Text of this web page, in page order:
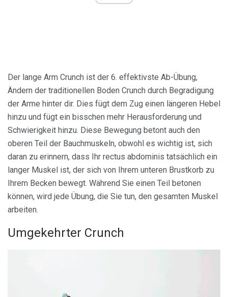
Der lange Arm Crunch ist der 6. effektivste Ab-Übung,
Ändern der traditionellen Boden Crunch durch Begradigung
der Arme hinter dir. Dies fügt dem Zug einen längeren Hebel
hinzu und fügt ein bisschen mehr Herausforderung und
Schwierigkeit hinzu. Diese Bewegung betont auch den
oberen Teil der Bauchmuskeln, obwohl es wichtig ist, sich
daran zu erinnern, dass Ihr rectus abdominis tatsächlich ein
langer Muskel ist, der sich von Ihrem unteren Brustkorb zu
Ihrem Becken bewegt. Während Sie einen Teil betonen
können, wird jede Übung, die Sie tun, den gesamten Muskel
arbeiten.
Umgekehrter Crunch